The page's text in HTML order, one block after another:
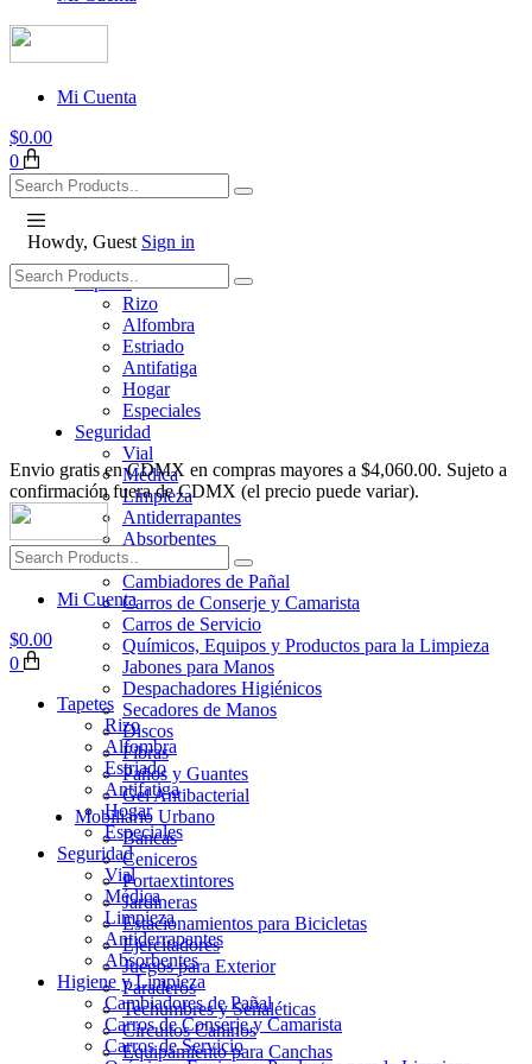
Mi Cuenta
$0.00
0
Howdy, Guest Sign in
Tapetes
Rizo
Alfombra
Estriado
Antifatiga
Hogar
Especiales
Seguridad
Vial
Médica
Limpieza
Antiderrapantes
Absorbentes
Higiene y Limpieza
Cambiadores de Pañal
Carros de Conserje y Camarista
Carros de Servicio
Químicos, Equipos y Productos para la Limpieza
Jabones para Manos
Despachadores Higiénicos
Secadores de Manos
Discos
Fibras
Paños y Guantes
Gel Antibacterial
Mobiliario Urbano
Bancas
Ceniceros
Portaextintores
Jardineras
Estacionamientos para Bicicletas
Ejercitadores
Juegos para Exterior
Paraderos
Techumbres y Señaléticas
Circuitos Caninos
Equipamiento para Canchas
Envio gratis en CDMX en compras mayores a $4,060.00. Sujeto a
confirmación fuera de CDMX (el precio puede variar).
Mi Cuenta
$0.00
0
Tapetes
Rizo
Alfombra
Estriado
Antifatiga
Hogar
Especiales
Seguridad
Vial
Médica
Limpieza
Antiderrapantes
Absorbentes
Higiene y Limpieza
Cambiadores de Pañal
Carros de Conserje y Camarista
Carros de Servicio